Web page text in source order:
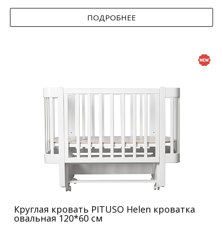
ПОДРОБНЕЕ
Круглая кровать PITUSO Helen кроватка
овальная 120*60 см